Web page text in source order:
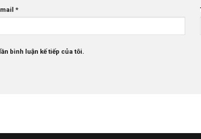
*
bình luận kế tiếp của tôi.